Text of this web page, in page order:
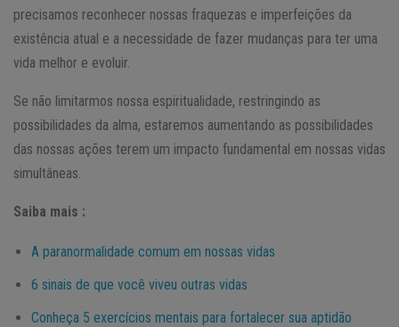
precisamos reconhecer nossas fraquezas e imperfeições da
existência atual e a necessidade de fazer mudanças para ter uma
vida melhor e evoluir.
Se não limitarmos nossa espiritualidade, restringindo as
possibilidades da alma, estaremos aumentando as possibilidades
das nossas ações terem um impacto fundamental em nossas vidas
simultâneas.
Saiba mais :
A paranormalidade comum em nossas vidas
6 sinais de que você viveu outras vidas
Conheça 5 exercícios mentais para fortalecer sua aptidão